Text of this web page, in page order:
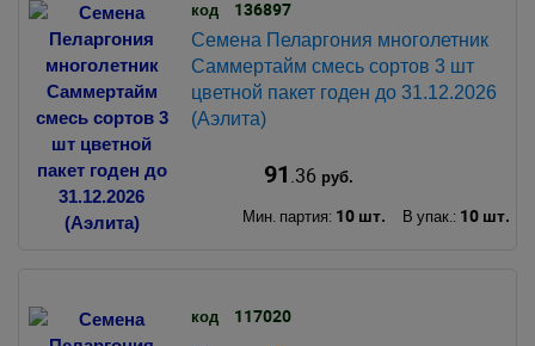
код 136897
Семена Пеларгония многолетник
Саммертайм смесь сортов 3 шт
цветной пакет годен до 31.12.2026
(Аэлита)
91.36 руб.
Мин. партия: 10 шт. В упак.: 10 шт.
код 117020